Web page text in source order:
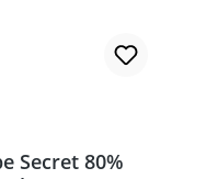
Secret 80%